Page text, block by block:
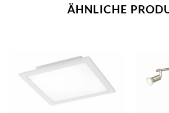
ÄHNLICHE